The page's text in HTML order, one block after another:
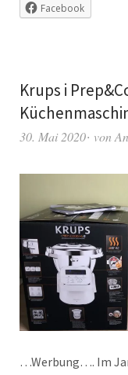
Facebook
Krups i
30. Mai 2020 von
…Werbung…. Im